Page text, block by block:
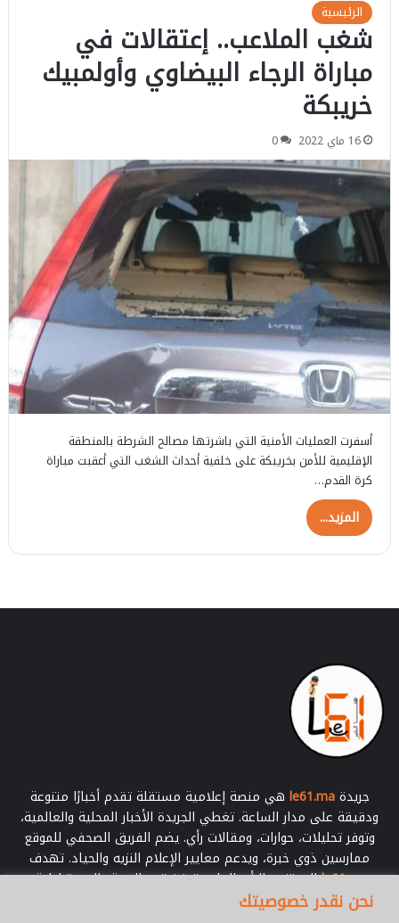
نحن نقدر خصوصيتك
الرئيسية
شغب الملاعب.. إعتقالات في
مباراة الرجاء البيضاوي وأولمبيك
خريبكة
16 ماي 2022 0
أسفرت العمليات الأمنية التي باشرتها مصالح الشرطة بالمنطقة
الإقليمية للأمن بخريبكة على خلفية أحداث الشغب التي أعقبت مباراة
كرة القدم…
المزيد...
جريدةle61.ma هي منصة إعلامية مستقلة تقدم أخبارًا متنوعة
ودقيقة على مدار الساعة. تغطي الجريدة الأخبار المحلية والعالمية،
وتوفر تحليلات، حوارات، ومقالات رأي. يضم الفريق الصحفي للموقع
ممارسين ذوي خبرة، ويدعم معايير الإعلام النزيه والحياد. تهدف
le61.maإلى تنوير الرأي العام وتعزيز قيم الحرية والديمقراطية.